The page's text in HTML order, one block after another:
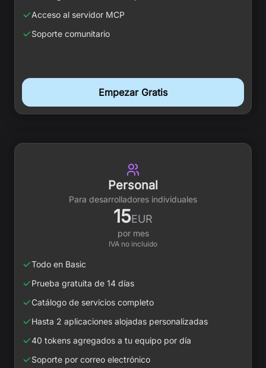
Acceso al servidor MCP
Soporte comunitario
Empezar Gratis
Personal
Para desarrolladores individuales
15EUR
por mes
IVA no incluido
Todo en Basic
Prueba gratuita de 14 días
Catálogo de servicios completo
Hasta 2 aplicaciones alojadas personalizadas
40 tokens agregados a tu equipo por día
Soporte por correo electrónico